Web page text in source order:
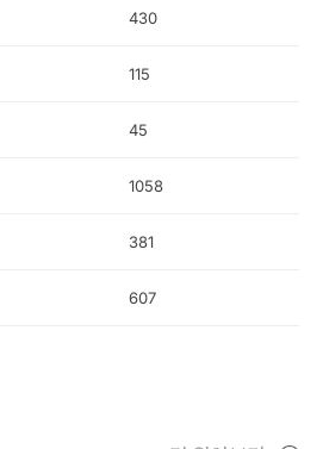
430
115
45
1058
381
607